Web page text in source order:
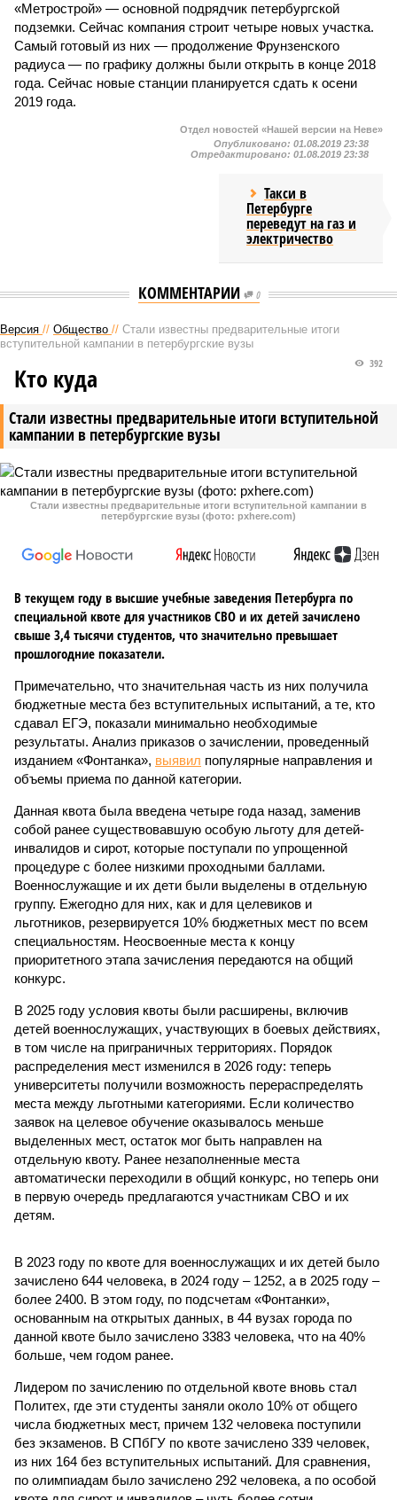
«Метрострой» — основной подрядчик петербургской
подземки. Сейчас компания строит четыре новых участка.
Самый готовый из них — продолжение Фрунзенского
радиуса — по графику должны были открыть в конце 2018
года. Сейчас новые станции планируется сдать к осени
2019 года.
Отдел новостей «Нашей версии на Неве»
Опубликовано: 01.08.2019 23:38
Отредактировано: 01.08.2019 23:38
Такси в
Петербурге
переведут на газ и
электричество
КОММЕНТАРИИ 0
Версия // Общество // Стали известны предварительные итоги
вступительной кампании в петербургские вузы
Стали известны предварительные итоги вступительной
кампании в петербургские вузы
392
Кто куда
Стали известны предварительные итоги вступительной кампании в
петербургские вузы (фото: pxhere.com)
В текущем году в высшие учебные заведения Петербурга по
специальной квоте для участников СВО и их детей зачислено
свыше 3,4 тысячи студентов, что значительно превышает
прошлогодние показатели.
Примечательно, что значительная часть из них получила
бюджетные места без вступительных испытаний, а те, кто
сдавал ЕГЭ, показали минимально необходимые
результаты. Анализ приказов о зачислении, проведенный
изданием «Фонтанка», выявил популярные направления и
объемы приема по данной категории.
Данная квота была введена четыре года назад, заменив
собой ранее существовавшую особую льготу для детей-
инвалидов и сирот, которые поступали по упрощенной
процедуре с более низкими проходными баллами.
Военнослужащие и их дети были выделены в отдельную
группу. Ежегодно для них, как и для целевиков и
льготников, резервируется 10% бюджетных мест по всем
специальностям. Неосвоенные места к концу
приоритетного этапа зачисления передаются на общий
конкурс.
В 2025 году условия квоты были расширены, включив
детей военнослужащих, участвующих в боевых действиях,
в том числе на приграничных территориях. Порядок
распределения мест изменился в 2026 году: теперь
университеты получили возможность перераспределять
места между льготными категориями. Если количество
заявок на целевое обучение оказывалось меньше
выделенных мест, остаток мог быть направлен на
отдельную квоту. Ранее незаполненные места
автоматически переходили в общий конкурс, но теперь они
в первую очередь предлагаются участникам СВО и их
детям.
В 2023 году по квоте для военнослужащих и их детей было
зачислено 644 человека, в 2024 году – 1252, а в 2025 году –
более 2400. В этом году, по подсчетам «Фонтанки»,
основанным на открытых данных, в 44 вузах города по
данной квоте было зачислено 3383 человека, что на 40%
больше, чем годом ранее.
Лидером по зачислению по отдельной квоте вновь стал
Политех, где эти студенты заняли около 10% от общего
числа бюджетных мест, причем 132 человека поступили
без экзаменов. В СПбГУ по квоте зачислено 339 человек,
из них 164 без вступительных испытаний. Для сравнения,
по олимпиадам было зачислено 292 человека, а по особой